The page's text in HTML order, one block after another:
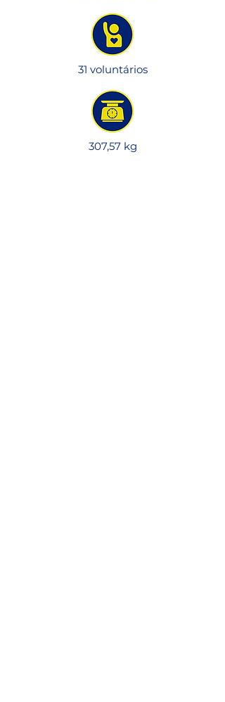
31 voluntários
307,57 kg